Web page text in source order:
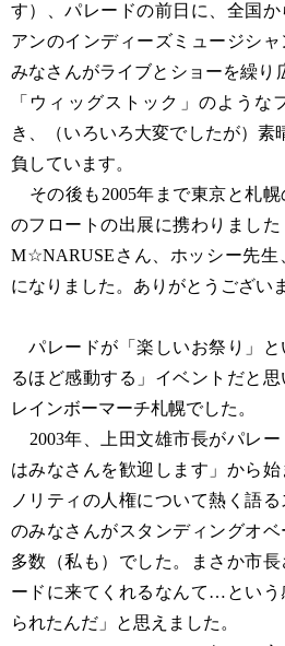
す）、パレードの前日に、全国
アンのインディーズミュージシ
みなさんがライブとショーを繰り
「ウィッグストック」のような
き、（いろいろ大変でしたが）素
負しています。
その後も2005年まで東京と札幌
のフロートの出展に携わりまし
M☆NARUSEさん、ホッシー先生
になりました。ありがとうござい
パレードが「楽しいお祭り」と
るほど感動する」イベントだと思
レインボーマーチ札幌でした。
2003年、上田文雄市長がパレ
はみなさんを歓迎します」から
ノリティの人権について熱く語
のみなさんがスタンディングオ
多数（私も）でした。まさか市
ードに来てくれるなんて…という
られたんだ」と思えました。